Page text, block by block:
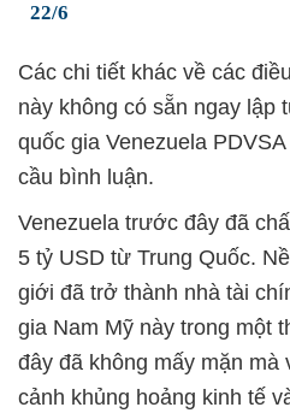
22/6
Các chi tiết khác về các
này không có sẵn ngay lập
quốc gia Venezuela
cầu bình luận.
Venezuela trước đây đã
5 tỷ USD từ Trung Quốc.
giới đã trở thành nhà tài
gia Nam Mỹ này trong một
đây đã không mấy mặn mà
cảnh khủng hoảng kinh tế